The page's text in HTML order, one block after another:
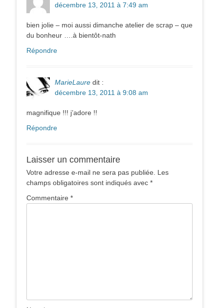
décembre 13, 2011 à 7:49 am
bien jolie – moi aussi dimanche atelier de scrap – que
du bonheur ….à bientôt-nath
Répondre
MarieLaure dit :
décembre 13, 2011 à 9:08 am
magnifique !!! j’adore !!
Répondre
Laisser un commentaire
Votre adresse e-mail ne sera pas publiée.
Les
champs obligatoires sont indiqués avec *
Commentaire *